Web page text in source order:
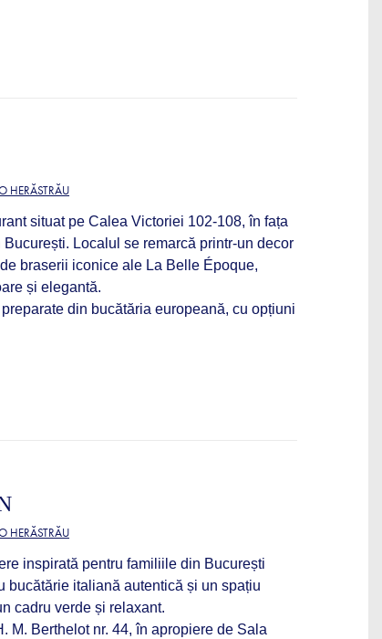
HERĂSTRĂU
situat pe Calea Victoriei 102-108, în fața
Localul se remarcă printr-un decor
braserii iconice ale La Belle Époque,
și elegantă.
din bucătăria europeană, cu opțiuni
HERĂSTRĂU
inspirată pentru familiile din București
bucătărie italiană autentică și un spațiu
cadru verde și relaxant.
M. Berthelot nr. 44, în apropiere de Sala